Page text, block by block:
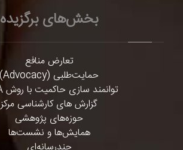
بخش‌های برگزیده
تعارض منافع
حمایت‌طلبی (Advocacy)
توانمند سازی حاکمیت با روش PDIA
گزارش های کارشناسی مرکز
حوزه‌های پژوهشی
همایش‌ها و نشست‌ها